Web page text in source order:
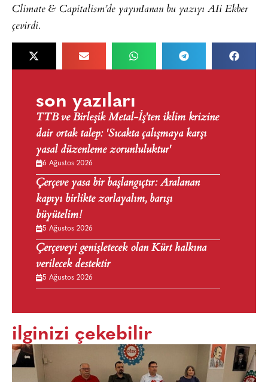
Climate & Capitalism’de yayınIanan bu yazıyı AIi Ekber
çevirdi.
son yazıları
TTB ve Birleşik Metal-İş'ten iklim krizine
dair ortak talep: 'Sıcakta çalışmaya karşı
yasal düzenleme zorunluluktur'
6 Ağustos 2026
Çerçeve yasa bir başlangıçtır: Aralanan
kapıyı birlikte zorlayalım, barışı
büyütelim!
5 Ağustos 2026
Çerçeveyi genişletecek olan Kürt halkına
verilecek destektir
5 Ağustos 2026
ilginizi çekebilir